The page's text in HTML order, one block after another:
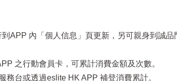
APP 內「個人信息」頁更新，另可親身到誠
之行動會員卡，可累計消費金額及次數。
台或透過eslite HK APP 補登消費累計。